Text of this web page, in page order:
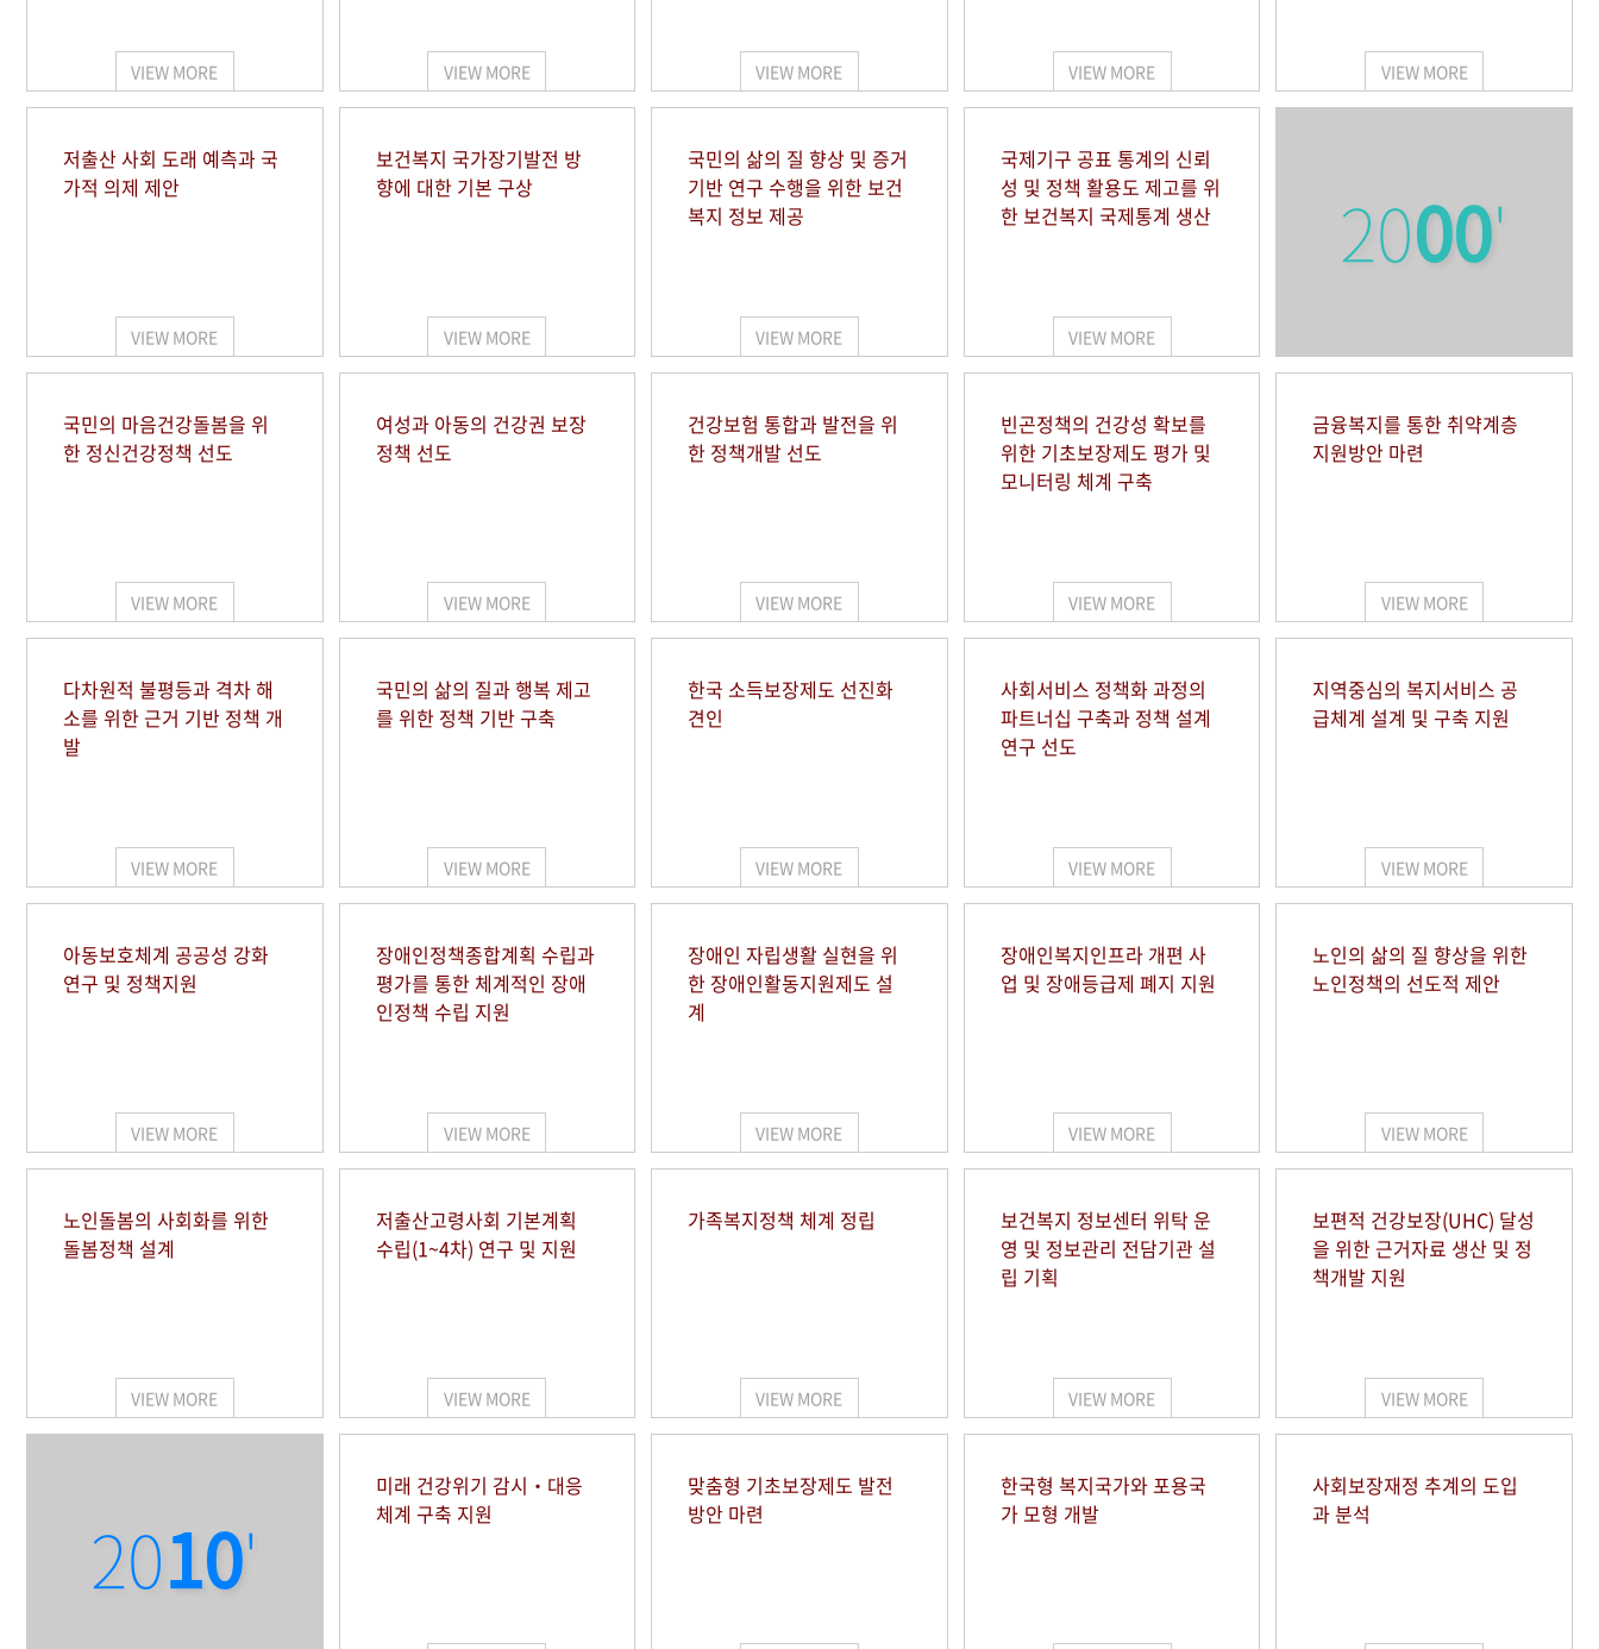
VIEW MORE VIEW MORE VIEW MORE VIEW MORE VIEW MORE
저출산 사회 도래 예측과 국
가적 의제 제안
VIEW MORE
보건복지 국가장기발전 방
향에 대한 기본 구상
VIEW MORE
국민의 삶의 질 향상 및 증거
기반 연구 수행을 위한 보건
복지 정보 제공
VIEW MORE
국제기구 공표 통계의 신뢰
성 및 정책 활용도 제고를 위
한 보건복지 국제통계 생산
VIEW MORE
2000'
국민의 마음건강돌봄을 위
한 정신건강정책 선도
VIEW MORE
여성과 아동의 건강권 보장
정책 선도
VIEW MORE
건강보험 통합과 발전을 위
한 정책개발 선도
VIEW MORE
빈곤정책의 건강성 확보를
위한 기초보장제도 평가 및
모니터링 체계 구축
VIEW MORE
금융복지를 통한 취약계층
지원방안 마련
VIEW MORE
다차원적 불평등과 격차 해
소를 위한 근거 기반 정책 개
발
VIEW MORE
국민의 삶의 질과 행복 제고
를 위한 정책 기반 구축
VIEW MORE
한국 소득보장제도 선진화
견인
VIEW MORE
사회서비스 정책화 과정의
파트너십 구축과 정책 설계
연구 선도
VIEW MORE
지역중심의 복지서비스 공
급체계 설계 및 구축 지원
VIEW MORE
아동보호체계 공공성 강화
연구 및 정책지원
VIEW MORE
장애인정책종합계획 수립과
평가를 통한 체계적인 장애
인정책 수립 지원
VIEW MORE
장애인 자립생활 실현을 위
한 장애인활동지원제도 설
계
VIEW MORE
장애인복지인프라 개편 사
업 및 장애등급제 폐지 지원
VIEW MORE
노인의 삶의 질 향상을 위한
노인정책의 선도적 제안
VIEW MORE
노인돌봄의 사회화를 위한
돌봄정책 설계
VIEW MORE
저출산고령사회 기본계획
수립(1~4차) 연구 및 지원
VIEW MORE
가족복지정책 체계 정립
VIEW MORE
보건복지 정보센터 위탁 운
영 및 정보관리 전담기관 설
립 기획
VIEW MORE
보편적 건강보장(UHC) 달성
을 위한 근거자료 생산 및 정
책개발 지원
VIEW MORE
2010'
미래 건강위기 감시‧대응
체계 구축 지원
맞춤형 기초보장제도 발전
방안 마련
한국형 복지국가와 포용국
가 모형 개발
사회보장재정 추계의 도입
과 분석